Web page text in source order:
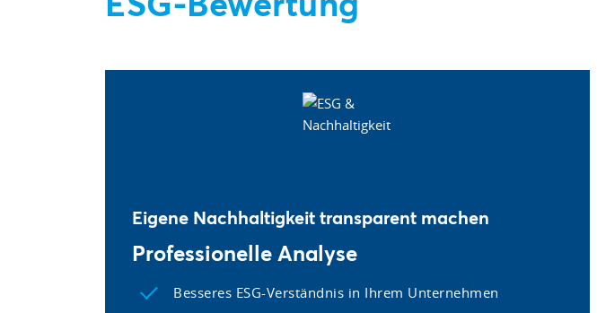
Eigene Nachhaltigkeit transparent machen
Professionelle Analyse
Besseres ESG-Verständnis in Ihrem Unternehmen